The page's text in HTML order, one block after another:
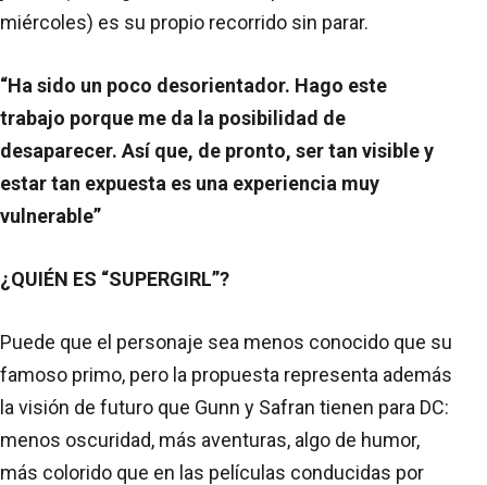
miércoles) es su propio recorrido sin parar.
“Ha sido un poco desorientador. Hago este
trabajo porque me da la posibilidad de
desaparecer. Así que, de pronto, ser tan visible y
estar tan expuesta es una experiencia muy
vulnerable”
¿QUIÉN ES “SUPERGIRL”?
Puede que el personaje sea menos conocido que su
famoso primo, pero la propuesta representa además
la visión de futuro que Gunn y Safran tienen para DC:
menos oscuridad, más aventuras, algo de humor,
más colorido que en las películas conducidas por